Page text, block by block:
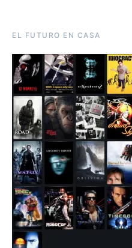
EL FUTURO EN CASA